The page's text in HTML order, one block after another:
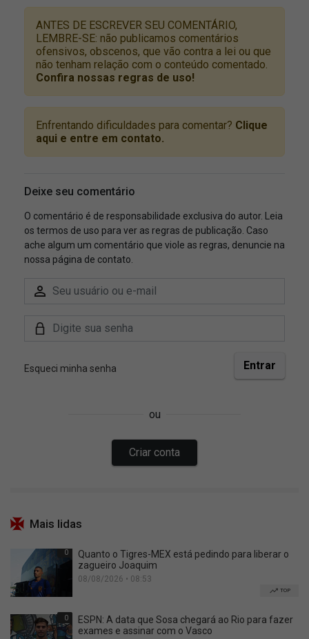
Mais lidas
0
Quanto o Tigres-MEX está pedindo para liberar o
zagueiro Joaquim
08/08/2026 • 08:53
TOP
0
ESPN: A data que Sosa chegará ao Rio para fazer
exames e assinar com o Vasco